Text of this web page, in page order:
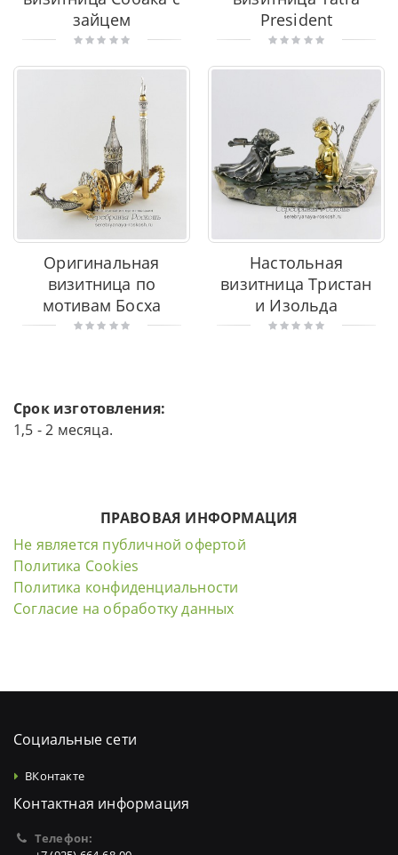
зайцем
President
Оригинальная
визитница по
мотивам Босха
Настольная
визитница Тристан
и Изольда
Срок изготовления:
1,5 - 2 месяца.
ПРАВОВАЯ ИНФОРМАЦИЯ
Не является публичной офертой
Политика Cookies
Политика конфиденциальности
Согласие на обработку данных
Социальные сети
ВКонтакте
Контактная информация
Телефон: